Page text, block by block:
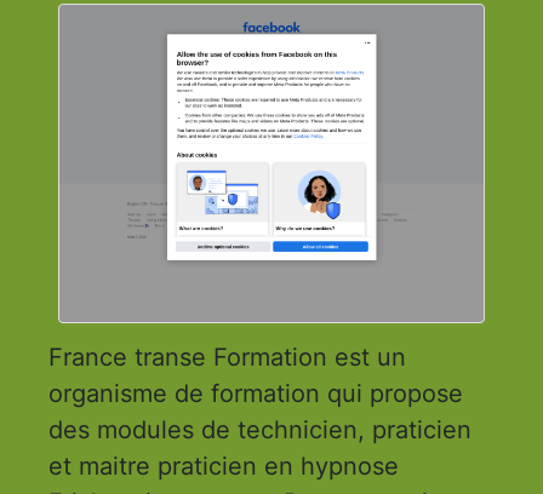
France transe Formation est un
organisme de formation qui propose
des modules de technicien, praticien
et maitre praticien en hypnose